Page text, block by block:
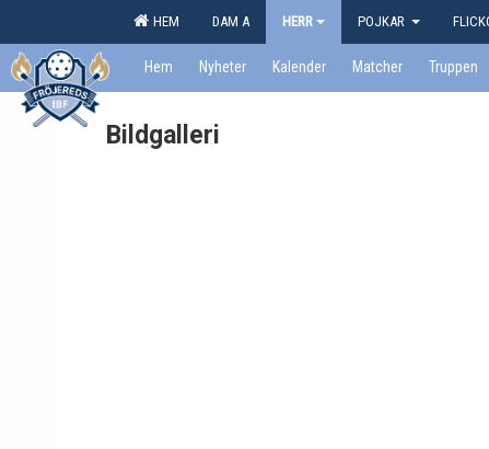
HEM DAM A HERR POJKAR
Hem Nyheter Kalender Matcher Truppen
Bildgalleri